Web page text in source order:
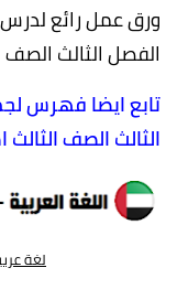
ورق عمل رائع
الفصل الثالث الصف
تابع ايضا فهرس
الثالث الصف
لغة